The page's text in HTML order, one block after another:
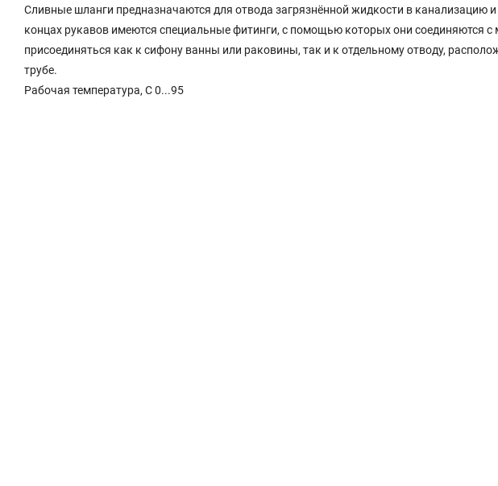
Сливные шланги предназначаются для отвода загрязнённой жидкости в канализацию
концах рукавов имеются специальные фитинги, с помощью которых они соединяются
присоединяться как к сифону ванны или раковины, так и к отдельному отводу,
трубе.
Рабочая температура, C 0...95